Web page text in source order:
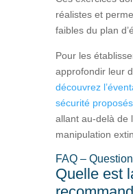
réalistes et
faibles du plan
Pour les
approfondir leur
découvrez
sécurité
allant au-delà de
manipulation
FAQ –
Quelle est